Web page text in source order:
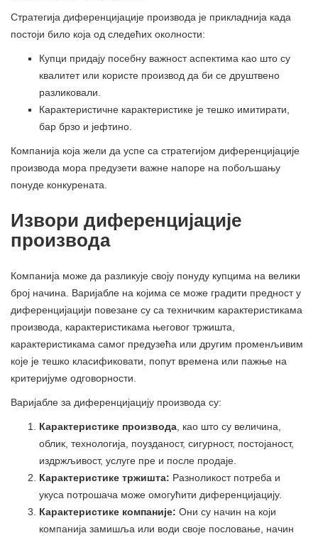
Стратегија диференцијације производа је прикладнија када
постоји било која од следећих околности:
Купци придају посебну важност аспектима као што су
квалитет или користе производ да би се друштвено
разликовали.
Карактеристичне карактеристике је тешко имитирати,
бар брзо и јефтино.
Компанија која жели да успе са стратегијом диференцијације
производа мора предузети важне напоре на побољшању
понуде конкурената.
Извори диференцијације
производа
Компанија може да разликује своју понуду купцима на велики
број начина. Варијабле на којима се може градити предност у
диференцијацији повезане су са техничким карактеристикама
производа, карактеристикама његовог тржишта,
карактеристикама самог предузећа или другим променљивим
које је тешко класификовати, попут времена или пажње на
критеријуме одговорности.
Варијабле за диференцијацију производа су:
Карактеристике производа, као што су величина,
облик, технологија, поузданост, сигурност, постојаност,
издржљивост, услуге пре и после продаје.
Карактеристике тржишта: Разноликост потреба и
укуса потрошача може омогућити диференцијацију.
Карактеристике компаније: Они су начин на који
компанија замишља или води своје пословање, начин